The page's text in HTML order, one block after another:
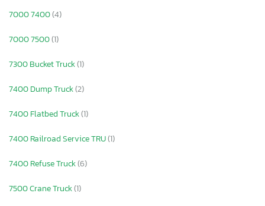
7000 7400(4)
7000 7500(1)
7300 Bucket Truck(1)
7400 Dump Truck(2)
7400 Flatbed Truck(1)
7400 Railroad Service TRU(1)
7400 Refuse Truck(6)
7500 Crane Truck(1)